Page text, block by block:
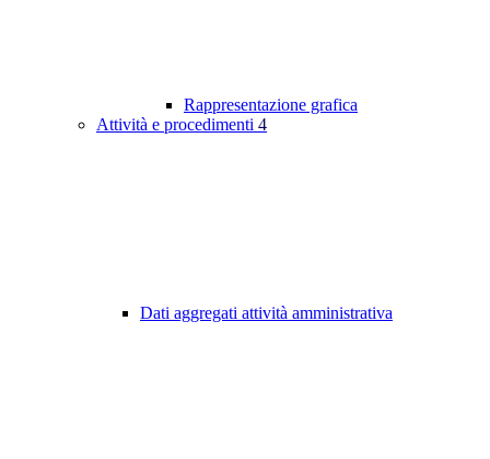
Rappresentazione grafica
Attività e procedimenti 4
Dati aggregati attività amministrativa